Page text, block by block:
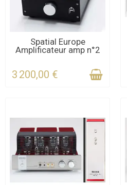
CONTACTEZ-NOUS
POUR LE DÉLAI
Spatial Europe
Amplificateur amp n°2
3 200,00 €